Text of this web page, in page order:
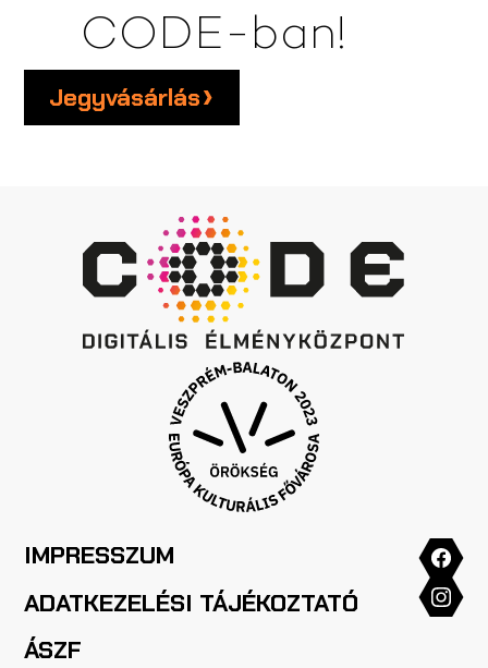
CODE-ban!
Jegyvásárlás
IMPRESSZUM
ADATKEZELÉSI TÁJÉKOZTATÓ
ÁSZF